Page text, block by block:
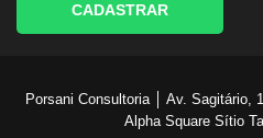
CADASTRAR
Porsani Consultoria │ Av. Sagitário,
Alpha Square Sítio